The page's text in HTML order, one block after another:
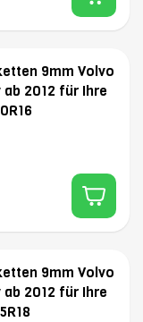
9mm Volvo
2012 für Ihre
9mm Volvo
2012 für Ihre